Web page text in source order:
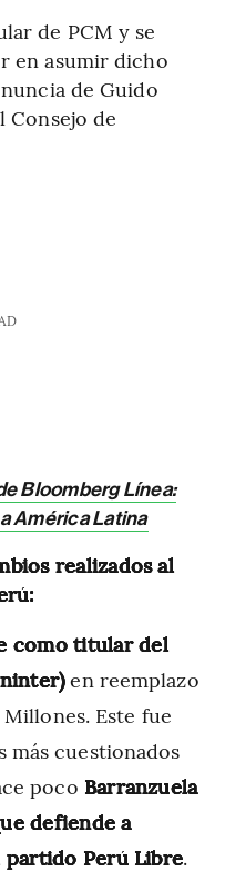
de PCM y se
en asumir dicho
de Guido
Consejo de
Bloomberg Línea:
América Latina
realizados al
como titular del
en reemplazo
Este fue
más cuestionados
poco Barranzuela
defiende a
Perú Libre.